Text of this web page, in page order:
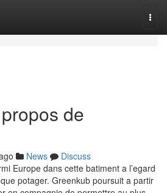
de
News
Discuss
Europe dans cette batiment a l’egard
potager. Greenkub poursuit a partir